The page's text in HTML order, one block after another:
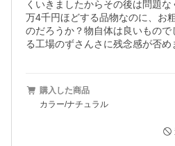
くいきましたからその後は問題
万4千円ほどする品物なのに、お
のだろうか？物自体は良いもの
る工場のずさんさに残念感が否め
購入した商品
カラー/ナチュラル